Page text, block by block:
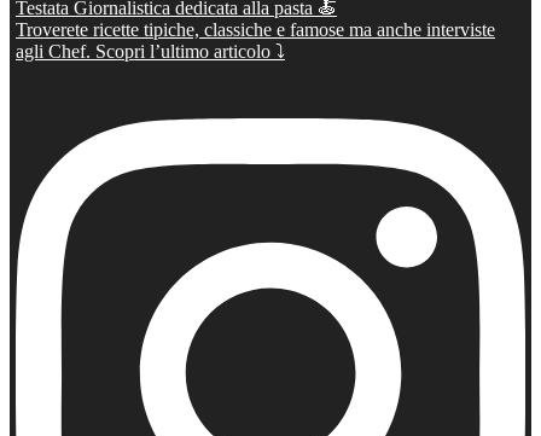
Testata Giornalistica dedicata alla pasta 🍝
Troverete ricette tipiche, classiche e famose ma anche interviste
agli Chef. Scopri l’ultimo articolo ⤵️